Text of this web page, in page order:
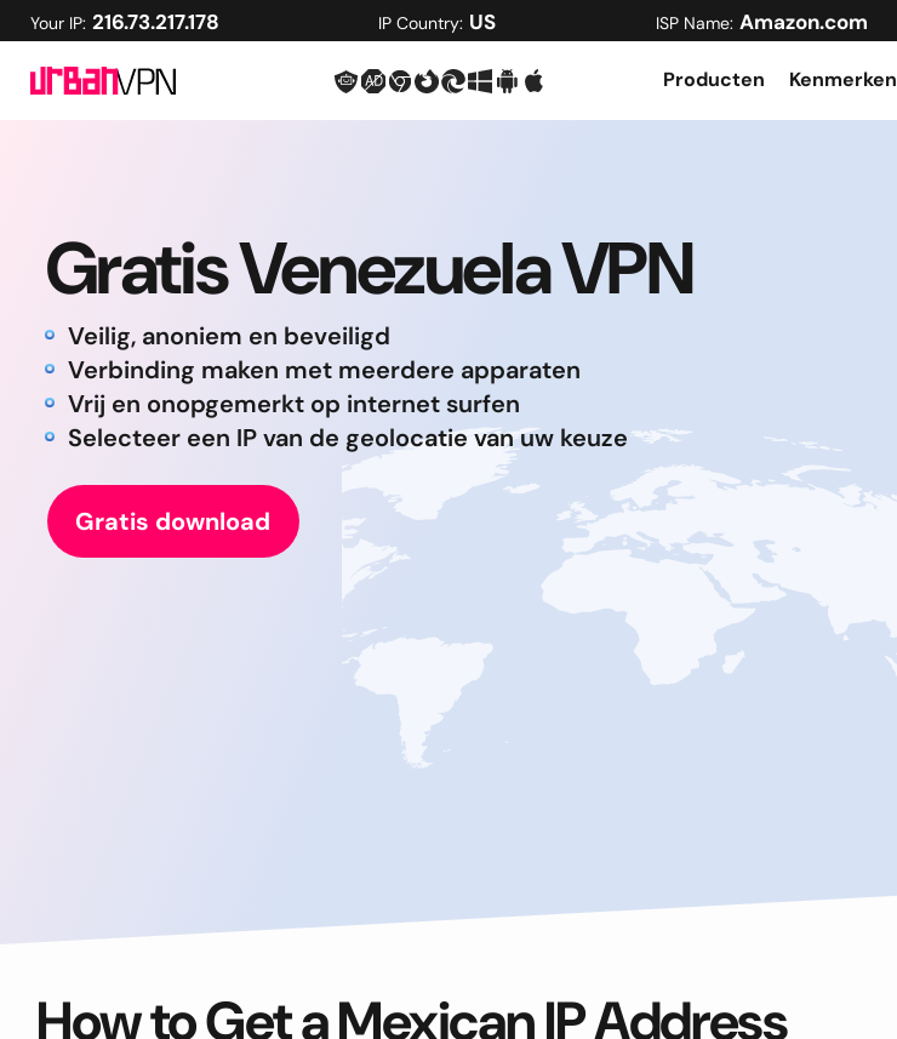
Your IP: 216.73.217.178 IP Country: US ISP Name: Amazon.com
Producten Kenmerken
Gratis Venezuela VPN
Veilig, anoniem en beveiligd
Verbinding maken met meerdere apparaten
Vrij en onopgemerkt op internet surfen
Selecteer een IP van de geolocatie van uw keuze
Gratis download
How to Get a Mexican IP Address